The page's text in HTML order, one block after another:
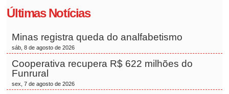
Últimas Notícias
Minas registra queda do analfabetismo
sáb, 8 de agosto de 2026
Cooperativa recupera R$ 622 milhões do
Funrural
sex, 7 de agosto de 2026